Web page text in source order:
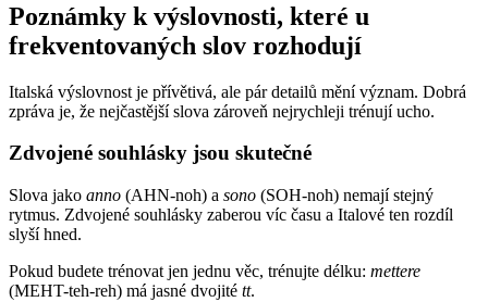
Poznámky k výslovnosti, které u
frekventovaných slov rozhodují
Italská výslovnost je přívětivá, ale pár detailů mění význam. Dobrá
zpráva je, že nejčastější slova zároveň nejrychleji trénují ucho.
Zdvojené souhlásky jsou skutečné
Slova jako anno (AHN-noh) a sono (SOH-noh) nemají stejný
rytmus. Zdvojené souhlásky zaberou víc času a Italové ten rozdíl
slyší hned.
Pokud budete trénovat jen jednu věc, trénujte délku: mettere
(MEHT-teh-reh) má jasné dvojité tt.